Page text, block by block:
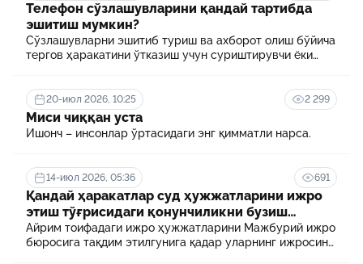
Телефон сўзлашувларини қандай тартибда
эшитиш мумкин?
Сўзлашувларни эшитиб туриш ва ахборот олиш бўйича
тергов ҳаракатини ўтказиш учун суриштирувчи ёки
20-июл 2026, 10:25 2 299
Миси чиққан уста
Ишонч – инсонлар ўртасидаги энг қимматли нарса.
14-июл 2026, 05:36 691
Қандай ҳаракатлар суд ҳужжатларини ижро
этиш тўғрисидаги қонунчиликни бузиш
ҳисобланади? 5 муҳим факт
Айрим тоифадаги ижро ҳужжатларини Мажбурий ижро
бюросига тақдим этилгунига қадар уларнинг ижросини